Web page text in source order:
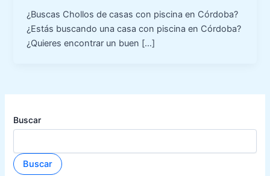
¿Buscas Chollos de casas con piscina en Córdoba?
¿Estás buscando una casa con piscina en Córdoba?
¿Quieres encontrar un buen […]
Buscar
Buscar